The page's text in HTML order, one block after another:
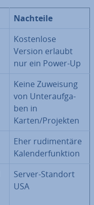
Nachteile
Kos­ten­lo­se
Version erlaubt
nur ein Power-Up
Keine Zuweisung
von Un­ter­auf­ga­
ben in
Karten/Projekten
Eher ru­di­men­tä­re
Ka­len­der­funk­ti­on
Server-Standort
USA